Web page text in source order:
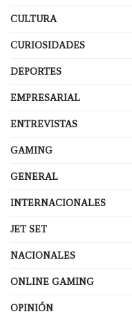
CULTURA
CURIOSIDADES
DEPORTES
EMPRESARIAL
ENTREVISTAS
GAMING
GENERAL
INTERNACIONALES
JET SET
NACIONALES
ONLINE GAMING
OPINIÓN